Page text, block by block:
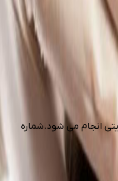
انجام می شود.شماره